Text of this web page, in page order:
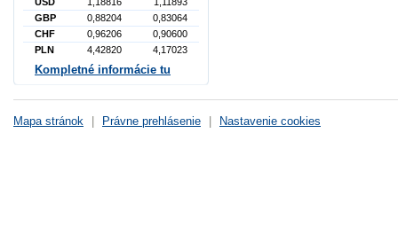
GBP
0,88204
0,83064
CHF
0,96206
0,90600
PLN
4,42820 4,17023
Kompletné informácie tu
Mapa stránok Právne prehlásenie Nastavenie cookies